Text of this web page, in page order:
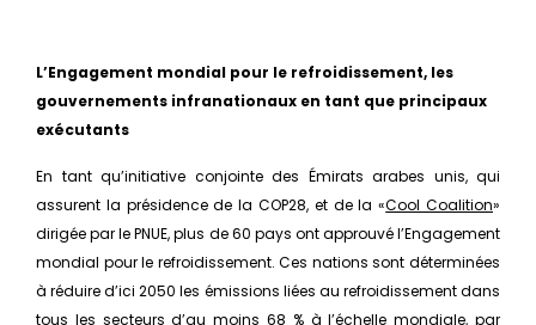
L’Engagement mondial pour le refroidissement, les
gouvernements infranationaux en tant que principaux
exécutants
En tant qu’initiative conjointe des Émirats arabes unis, qui
assurent la présidence de la COP28, et de la «Cool Coalition»
dirigée par le PNUE, plus de 60 pays ont approuvé l’Engagement
mondial pour le refroidissement. Ces nations sont déterminées
à réduire d’ici 2050 les émissions liées au refroidissement dans
tous les secteurs d’au moins 68 % à l’échelle mondiale, par